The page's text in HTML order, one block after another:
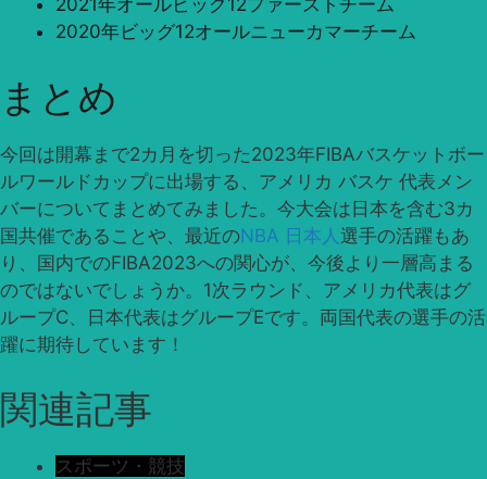
2021年オールビッグ12ファーストチーム
2020年ビッグ12オールニューカマーチーム
まとめ
今回は開幕まで2カ月を切った2023年FIBAバスケットボー
ルワールドカップに出場する、アメリカ バスケ 代表メン
バーについてまとめてみました。今大会は日本を含む3カ
国共催であることや、最近のNBA 日本人 選手の活躍もあ
り、国内でのFIBA2023への関心が、今後より一層高まる
のではないでしょうか。1次ラウンド、アメリカ代表はグ
ループC、日本代表はグループEです。両国代表の選手の活
躍に期待しています！
関連記事
スポーツ・競技